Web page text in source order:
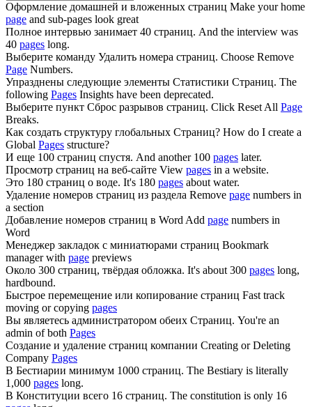
Оформление домашней и вложенных страниц Make your home
page and sub-pages look great
Полное интервью занимает 40 страниц. And the interview was
40 pages long.
Выберите команду Удалить номера страниц. Choose Remove
Page Numbers.
Упразднены следующие элементы Статистики Страниц. The
following Pages Insights have been deprecated.
Выберите пункт Сброс разрывов страниц. Click Reset All Page
Breaks.
Как создать структуру глобальных Страниц? How do I create a
Global Pages structure?
И еще 100 страниц спустя. And another 100 pages later.
Просмотр страниц на веб-сайте View pages in a website.
Это 180 страниц о воде. It's 180 pages about water.
Удаление номеров страниц из раздела Remove page numbers in
a section
Добавление номеров страниц в WordAdd page numbers in
Word
Менеджер закладок с миниатюрами страниц Bookmark
manager with page previews
Около 300 страниц, твёрдая обложка. It's about 300 pages long,
hardbound.
Быстрое перемещение или копирование страниц Fast track
moving or copying pages
Вы являетесь администратором обеих Страниц. You're an
admin of both Pages
Создание и удаление страниц компании Creating or Deleting
Company Pages
В Бестиарии минимум 1000 страниц. The Bestiary is literally
1,000 pages long.
В Конституции всего 16 страниц. The constitution is only 16